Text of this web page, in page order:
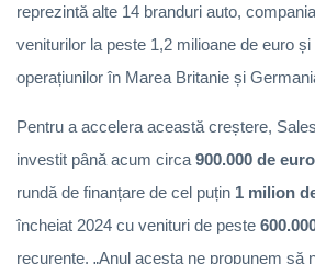
reprezintă alte 14 branduri auto,
veniturilor la peste 1,2 milioane de euro
operațiunilor în Marea Britanie și
Pentru a accelera această creștere,
investit până acum circa 900.000 de euro
rundă de finanțare de cel puțin 1 milion
încheiat 2024 cu venituri de peste
recurente. „Anul acesta ne propunem să